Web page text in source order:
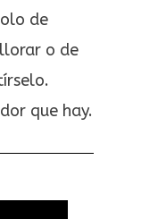
de
o de
que hay.